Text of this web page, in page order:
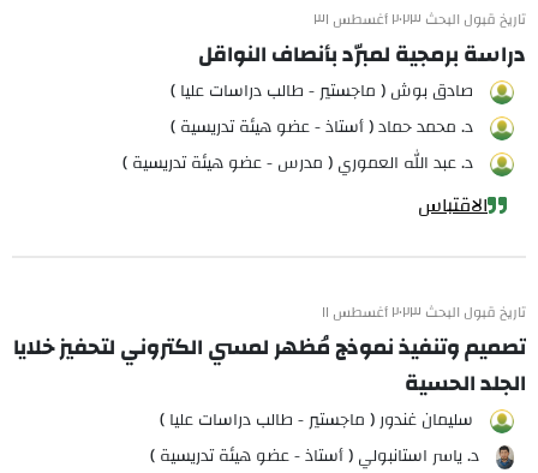
تاريخ قبول البحث ٢٠٢٣ أغسطس ٣١
دراسة برمجية لمبرّد بأنصاف النواقل
صادق بوش ( ماجستير - طالب دراسات عليا )
د. محمد حماد ( أستاذ - عضو هيئة تدريسية )
د. عبد الله العموري ( مدرس - عضو هيئة تدريسية )
الاقتباس
تاريخ قبول البحث ٢٠٢٣ أغسطس ١١
تصميم وتنفيذ نموذج مُظهر لمسي الكتروني لتحفيز خلايا
الجلد الحسية
سليمان غندور ( ماجستير - طالب دراسات عليا )
د. ياسر استانبولي ( أستاذ - عضو هيئة تدريسية )